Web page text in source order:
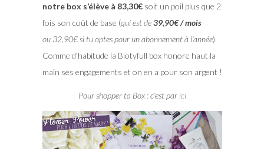
notre box s’élève à 83,30€soit un poil plus que 2
fois son coût de base (qui est de39,90€ / mois
ou 32,90€ si tu optes pour un abonnement à l’année).
Comme d’habitude la Biotyfull box honore haut la
main ses engagements et on en a pour son argent !
Pour shopper ta Box : c’est par ici